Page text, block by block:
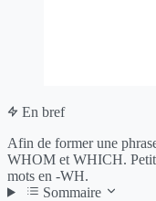
En bref
Afin de former une
WHOM et WHICH.
mots en -WH.
Sommaire